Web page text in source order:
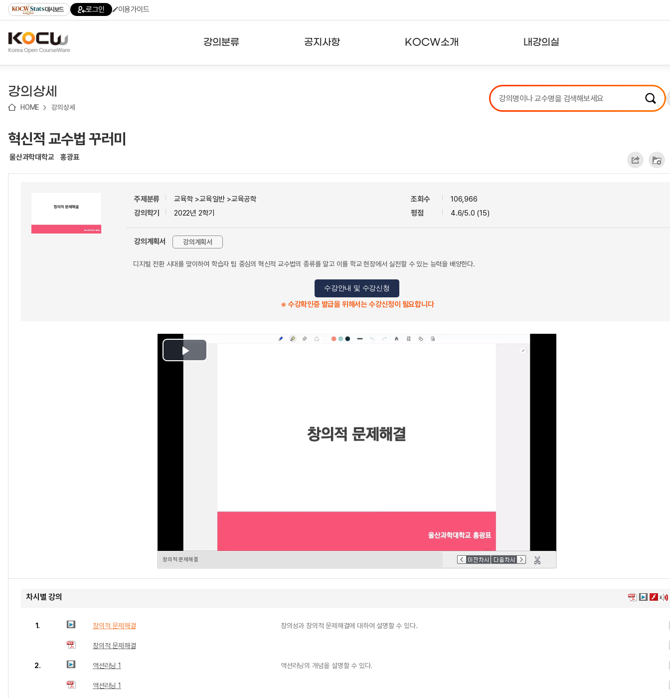
기
기
기
content)
가
대시보드 로그인 이용가이드
강의분류 공지사항 KOCW소개 내강의실
강의리스트
수강확인증강의
강의상세
HOME 강의상세
혁신적 교수법 꾸러미
울산과학대학교 홍광표
주제분류
교육학 >교육일반 >교육공학
강의학기
2022년 2학기
조회수
106,966
평점
4.6/5.0 (15)
강의계획서 강의계획서
디지털 전환 시대를 맞이하여 학습자 팀 중심의 혁신적 교수법의 종류를 알고 이를 학교 현장에서 실천할 수 있는 능력을 배양한다.
수강안내 및 수강신청
※ 수강확인증 발급을 위해서는 수강신청이 필요합니다
Play
창의적 문제해결
차시별 강의
1. 창의적 문제해결 창의성과 창의적 문제해결에 대하여 설명할 수 있다.
창의적 문제해결
2. 액션러닝 1 액션러닝의 개념을 설명할 수 있다.
액션러닝 1